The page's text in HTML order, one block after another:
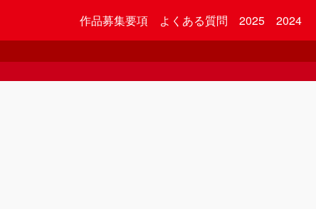
作品募集要項 よくある質問 2025 2024